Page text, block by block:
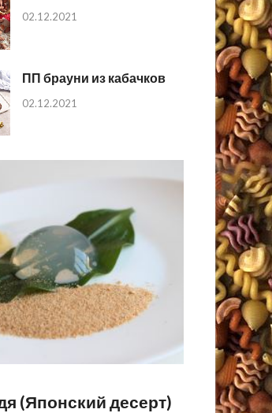
02.12.2021
ПП брауни из кабачков
02.12.2021
(Японский десерт)